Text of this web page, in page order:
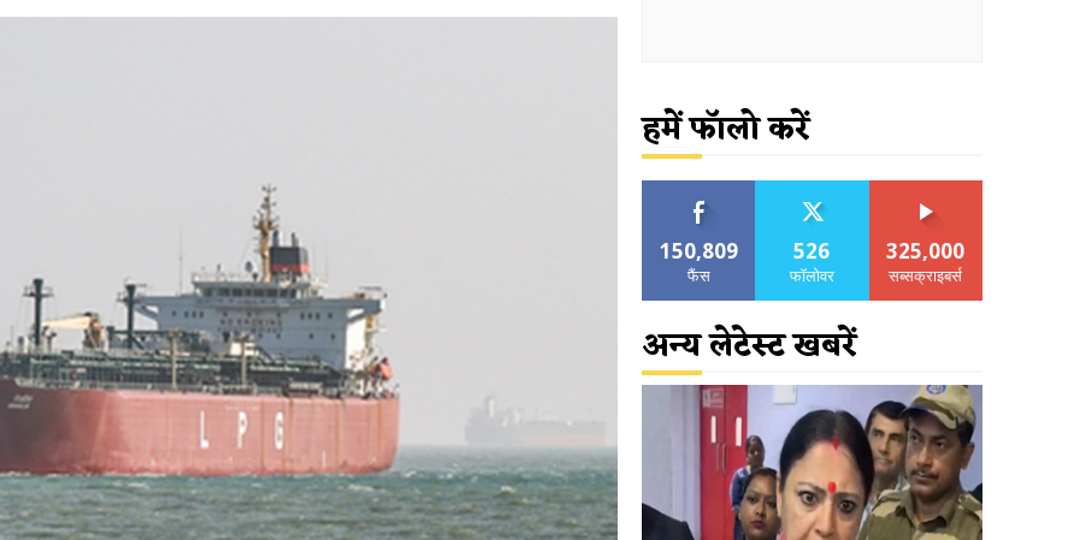
हमें फॉलो करें
150,809
फैंस
526
फॉलोवर
325,000
सब्सक्राइबर्स
अन्य लेटेस्ट खबरें